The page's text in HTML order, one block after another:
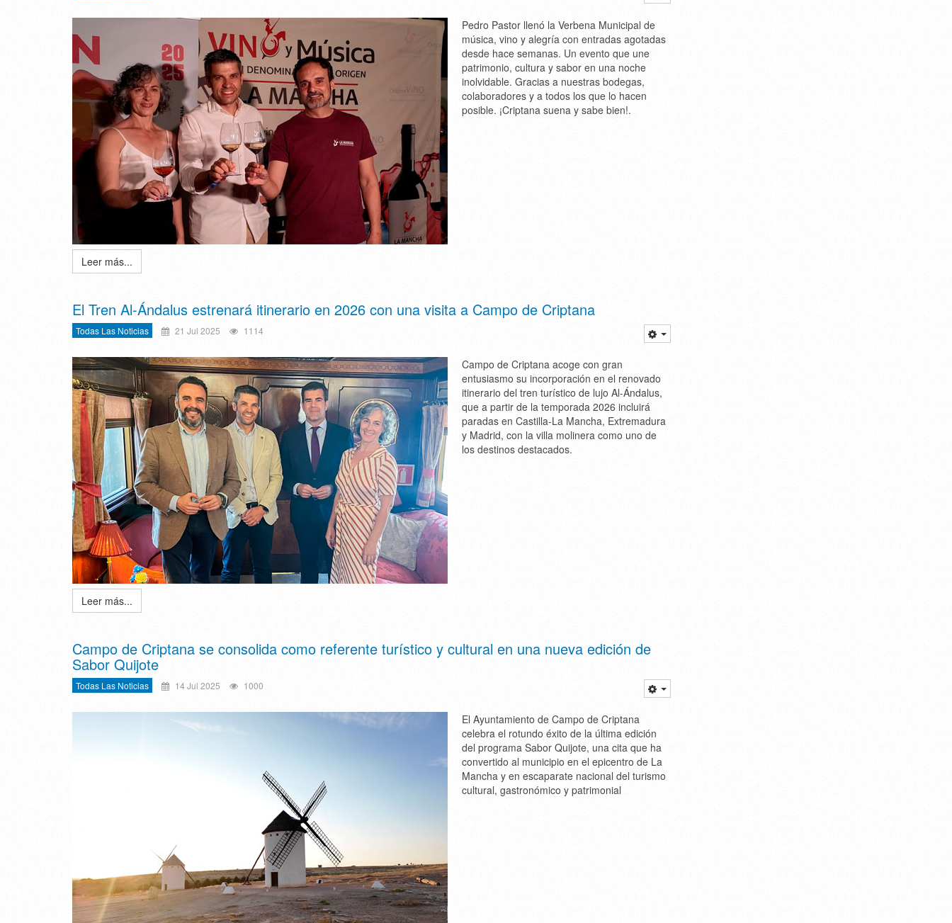
Pedro Pastor llenó la Verbena Municipal de
música, vino y alegría con entradas agotadas
desde hace semanas. Un evento que une
patrimonio, cultura y sabor en una noche
inolvidable. Gracias a nuestras bodegas,
colaboradores y a todos los que lo hacen
posible. ¡Criptana suena y sabe bien!.
Leer más...
El Tren Al-Ándalus estrenará itinerario en 2026 con una visita a Campo de Criptana
Todas Las Noticias 21 Jul 2025 1114
Campo de Criptana acoge con gran
entusiasmo su incorporación en el renovado
itinerario del tren turístico de lujo Al-Ándalus,
que a partir de la temporada 2026 incluirá
paradas en Castilla-La Mancha, Extremadura
y Madrid, con la villa molinera como uno de
los destinos destacados.
Leer más...
Campo de Criptana se consolida como referente turístico y cultural en una nueva edición de
Sabor Quijote
Todas Las Noticias 14 Jul 2025 1000
El Ayuntamiento de Campo de Criptana
celebra el rotundo éxito de la última edición
del programa Sabor Quijote, una cita que ha
convertido al municipio en el epicentro de La
Mancha y en escaparate nacional del turismo
cultural, gastronómico y patrimonial